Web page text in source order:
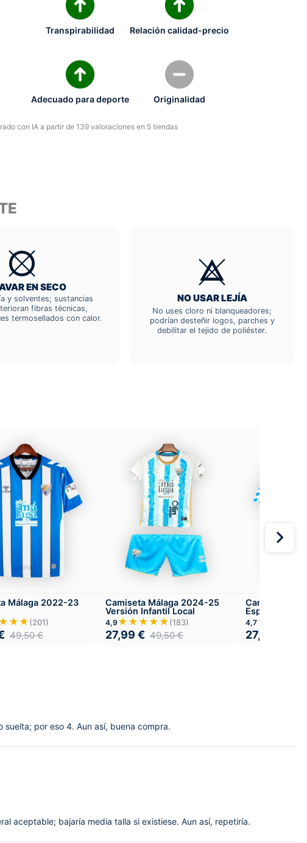
Transpirabilidad Relación calidad-precio
Adecuado para deporte Originalidad
con IA a partir de 139 valoraciones en 5 tiendas
EN SECO
y solventes; sustancias
fibras técnicas,
termosellados con calor.
NO USAR LEJÍA
No uses cloro ni blanqueadores;
podrían desteñir logos, parches y
debilitar el tejido de poliéster.
Málaga 2022-23
(201)
49,50€
Camiseta Málaga 2024-25
Versión Infantil Local
4,9 ★★★★★(183)
27,99 € 49,50€
Camiseta
Especial 120
4,7
27,99
por eso 4. Aun así, buena compra.
aceptable; bajaría media talla si existiese. Aun así, repetiría.